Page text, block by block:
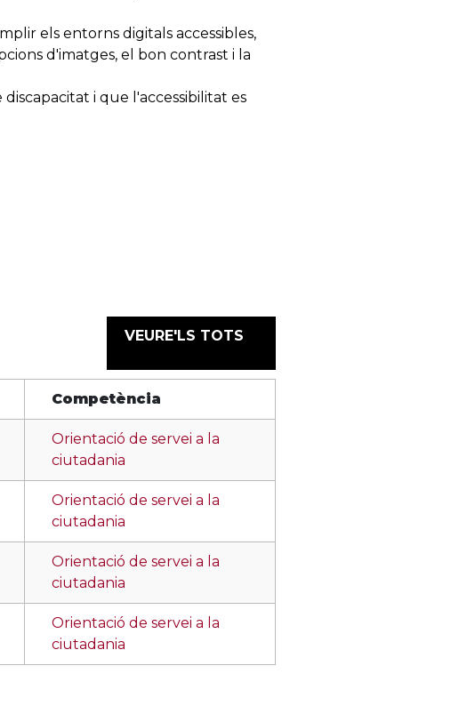
els entorns digitals accessibles,
d'imatges, el bon contrast i la
i que l'accessibilitat es
VEURE'LS TOTS
Competència
Orientació de servei a la
ciutadania
Orientació de servei a la
ciutadania
Orientació de servei a la
ciutadania
Orientació de servei a la
ciutadania